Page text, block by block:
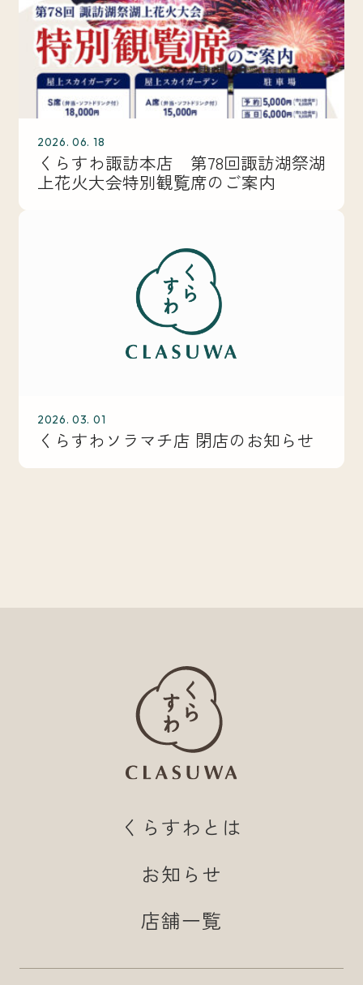
2026. 06. 18
くらすわ諏訪本店 第78回諏訪湖祭湖
上花火大会特別観覧席のご案内
2026. 03. 01
くらすわソラマチ店 閉店のお知らせ
くらすわとは
お知らせ
店舗一覧